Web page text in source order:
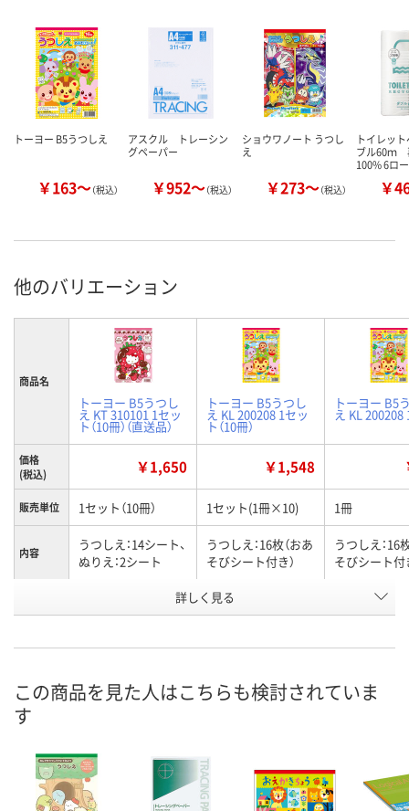
トーヨー B5うつしえ
￥163～（税込）
アスクル トレーシン
グペーパー
￥952～（税込）
ショウワノート うつし
え
￥273～（税込）
トイレッ
ブル60ｍ
100% 6ロ
￥
他のバリエーション
商品名
トーヨー B5うつし
え KT 310101 1セッ
ト（10冊）（直送品）
トーヨー B5うつし
え KL 200208 1セッ
ト（10冊）
トーヨー B5
え KL 200208
価格
(税込)
￥1,650 ￥1,548
販売単位 1セット（10冊） 1セット(1冊×10) 1冊
内容
うつしえ：14シート、
ぬりえ：2シート
うつしえ：16枚（おあ
そびシート付き）
うつしえ：16
そびシート付
J660994 XE55893
お届け日
ついてご連絡いたし
8月13日（木）
メーカー都合により
販売停止中です
数量
カゴへ カ
詳しく見る
この商品を見た人はこちらも検討されていま
す